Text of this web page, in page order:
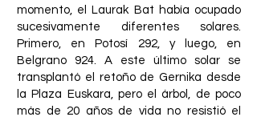
momento, el Laurak Bat había ocupado
sucesivamente diferentes solares.
Primero, en Potosí 292, y luego, en
Belgrano 924. A este último solar se
transplantó el retoño de Gernika desde
la Plaza Euskara, pero el árbol, de poco
más de 20 años de vida no resistió el